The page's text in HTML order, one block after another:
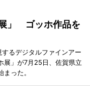
」 ゴッホ作品を
るデジタルファインアー
展」が7月25日、佐賀県立
った。